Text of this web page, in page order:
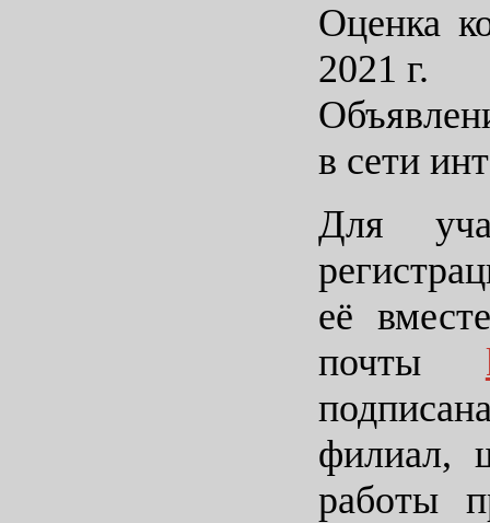
Оценка
2021 г.
в сети
Для
её
почты
филиал,
работы